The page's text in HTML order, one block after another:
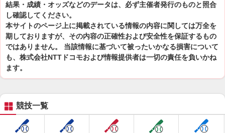
結果・成績・オッズなどのデータは、必ず主催者発行のものと照合
し確認してください。
本サイトのページ上に掲載されている情報の内容に関しては万全を
期しておりますが、その内容の正確性および安全性を保証するもの
ではありません。 当該情報に基づいて被ったいかなる損害について
も、株式会社NTTドコモおよび情報提供者は一切の責任を負いかね
ます。
競技一覧